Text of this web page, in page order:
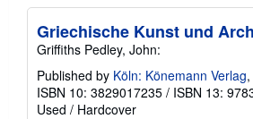
i
t
Griechische Kunst und
Griffiths Pedley, John:
Published by Köln: Könemann Verlag
ISBN 10: 3829017235 / ISBN 13:
Used / Hardcover